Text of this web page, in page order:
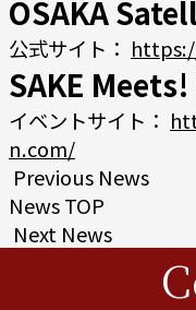
OSAKA
公式サイト：
SAKE
イベントサイト：
n.com/
Previous News
News TOP
Next News